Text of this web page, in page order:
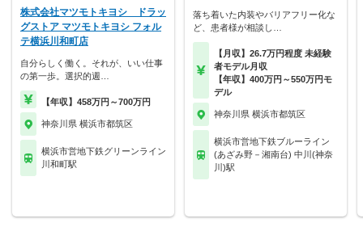
株式会社マツモトキヨシ ドラッ
グストア マツモトキヨシ フォル
テ横浜川和町店
自分らしく働く。それが、いい仕事
の第一歩。選択的週…
【年収】458万円～700万円
神奈川県 横浜市都筑区
横浜市営地下鉄グリーンライン
川和町駅
落ち着いた内装やバリアフリー化な
ど、患者様が相談し…
【月収】26.7万円程度 未経験
者モデル月収
【年収】400万円～550万円モ
デル
神奈川県 横浜市都筑区
横浜市営地下鉄ブルーライン
(あざみ野－湘南台) 中川(神奈
川)駅